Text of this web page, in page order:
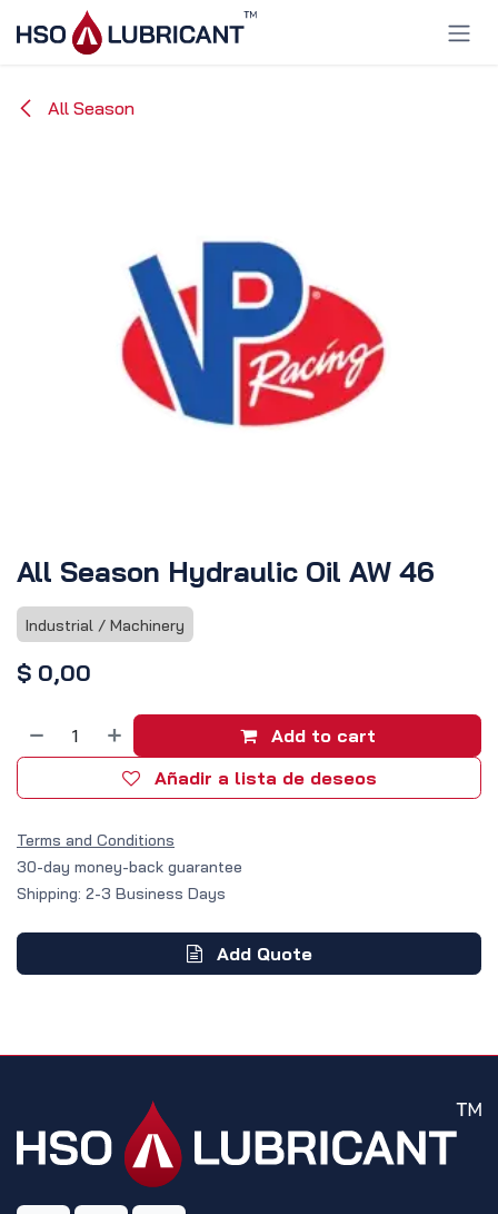
Ir al contenido
All Season
All Season Hydraulic Oil AW 46
Industrial / Machinery
$ 0,00
Add to cart
Añadir a lista de deseos
Terms and Conditions
30-day money-back guarantee
Shipping: 2-3 Business Days
Add Quote